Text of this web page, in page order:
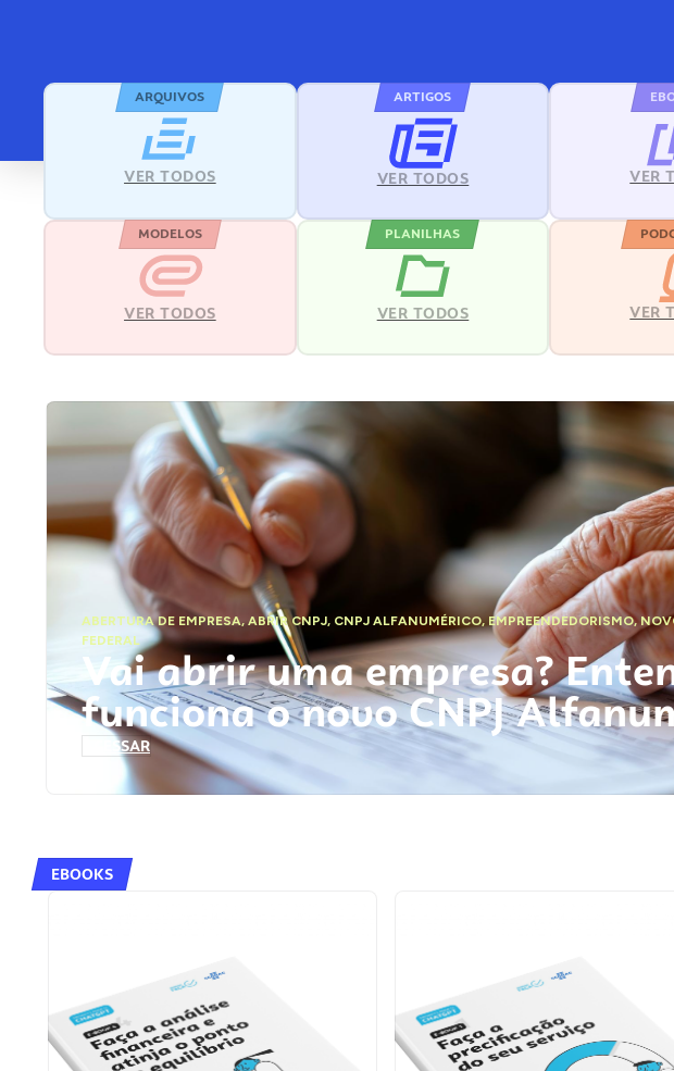
ARQUIVOS
VER TODOS
ARTIGOS
VER TODOS VER
MODELOS
VER TODOS
PLANILHAS
VER TODOS VER
ABERTURA DE EMPRESA,ABRIR CNPJ, CNPJ ALFANUMÉRICO, EMPREENDEDORISMO,
FEDERAL
Vai abrir uma empresa?
funciona o novo CNPJ
ACESSAR
EBOOKS